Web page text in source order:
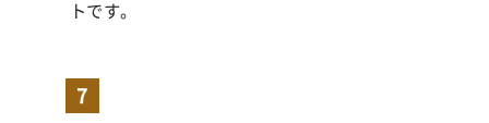
トです。
7